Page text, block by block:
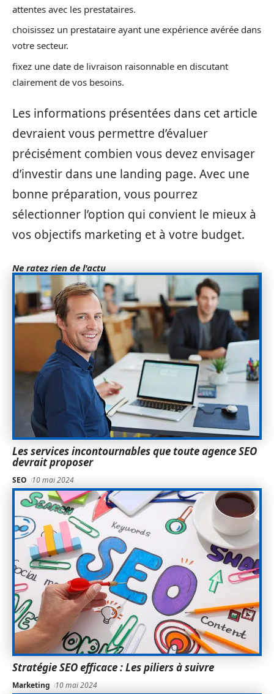
attentes avec les prestataires.
choisissez un prestataire ayant une expérience avérée dans
votre secteur.
fixez une date de livraison raisonnable en discutant
clairement de vos besoins.
Les informations présentées dans cet article
devraient vous permettre d’évaluer
précisément combien vous devez envisager
d’investir dans une landing page. Avec une
bonne préparation, vous pourrez
sélectionner l’option qui convient le mieux à
vos objectifs marketing et à votre budget.
Ne ratez rien de l'actu
Les services incontournables que toute agence SEO
devrait proposer
SEO 10 mai 2024
Stratégie SEO efficace : Les piliers à suivre
Marketing 10 mai 2024